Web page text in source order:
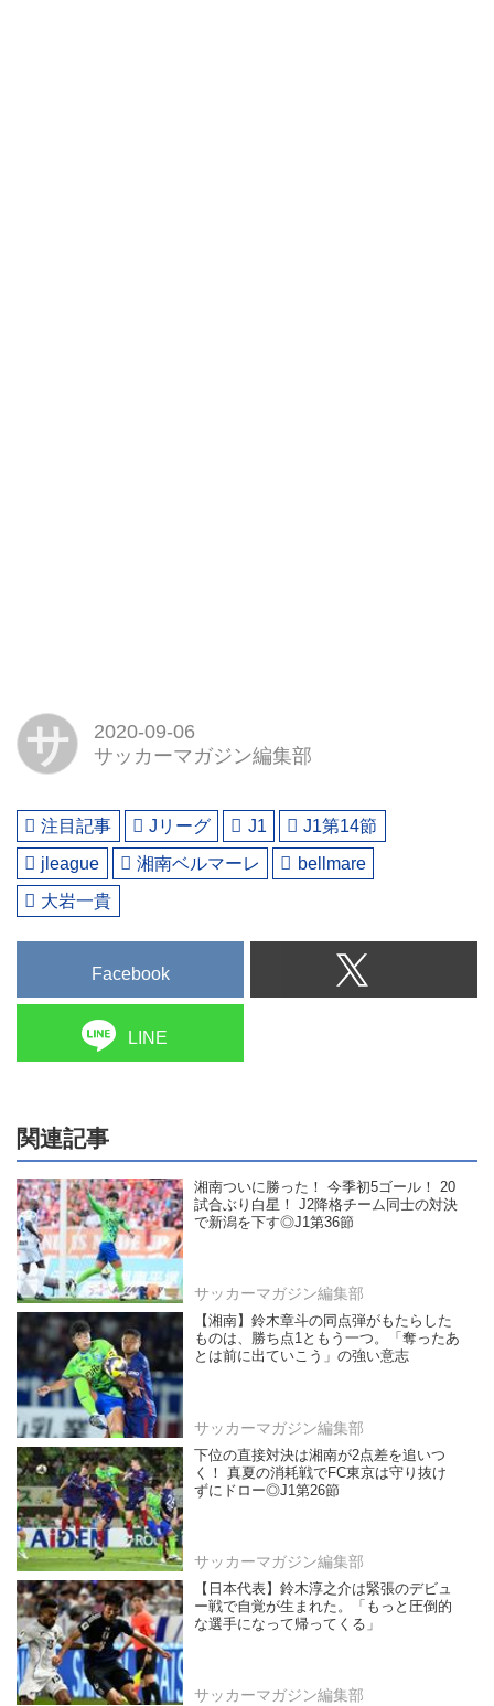
サ
2020-09-06
サッカーマガジン編集部
注目記事 Jリーグ J1
J1第14節
jleague
湘南ベルマーレ
bellmare
大岩一貴
Facebook
LINE
関連記事
湘南ついに勝った！ 今季初5ゴール！ 20
試合ぶり白星！ J2降格チーム同士の対決
で新潟を下す◎J1第36節
サッカーマガジン編集部
【湘南】鈴木章斗の同点弾がもたらした
ものは、勝ち点1ともう一つ。「奪ったあ
とは前に出ていこう」の強い意志
サッカーマガジン編集部
下位の直接対決は湘南が2点差を追いつ
く！ 真夏の消耗戦でFC東京は守り抜け
ずにドロー◎J1第26節
サッカーマガジン編集部
【日本代表】鈴木淳之介は緊張のデビュ
ー戦で自覚が生まれた。「もっと圧倒的
な選手になって帰ってくる」
サッカーマガジン編集部